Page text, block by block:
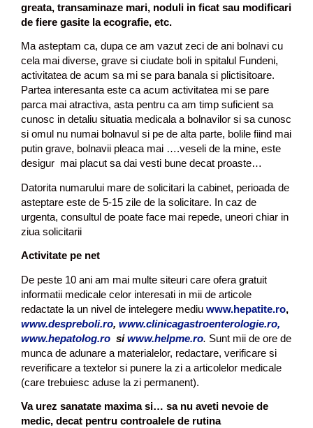
greata, transaminaze mari, noduli in ficat sau modificari
de fiere gasite la ecografie, etc.
Ma asteptam ca, dupa ce am vazut zeci de ani bolnavi cu
cela mai diverse, grave si ciudate boli in spitalul Fundeni,
activitatea de acum sa mi se para banala si plictisitoare.
Partea interesanta este ca acum activitatea mi se pare
parca mai atractiva, asta pentru ca am timp suficient sa
cunosc in detaliu situatia medicala a bolnavilor si sa cunosc
si omul nu numai bolnavul si pe de alta parte, bolile fiind mai
putin grave, bolnavii pleaca mai ….veseli de la mine, este
desigur mai placut sa dai vesti bune decat proaste…
Datorita numarului mare de solicitari la cabinet, perioada de
asteptare este de 5-15 zile de la solicitare. In caz de
urgenta, consultul de poate face mai repede, uneori chiar in
ziua solicitarii
Activitate pe net
De peste 10 ani am mai multe siteuri care ofera gratuit
informatii medicale celor interesati in mii de articole
redactate la un nivel de intelegere mediu www.hepatite.ro,
www.despreboli.ro, www.clinicagastroenterologie.ro,
www.hepatolog.ro siwww.helpme.ro. Sunt mii de ore de
munca de adunare a materialelor, redactare, verificare si
reverificare a textelor si punere la zi a articolelor medicale
(care trebuiesc aduse la zi permanent).
Va urez sanatate maxima si… sa nu aveti nevoie de
medic, decat pentru controalele de rutina